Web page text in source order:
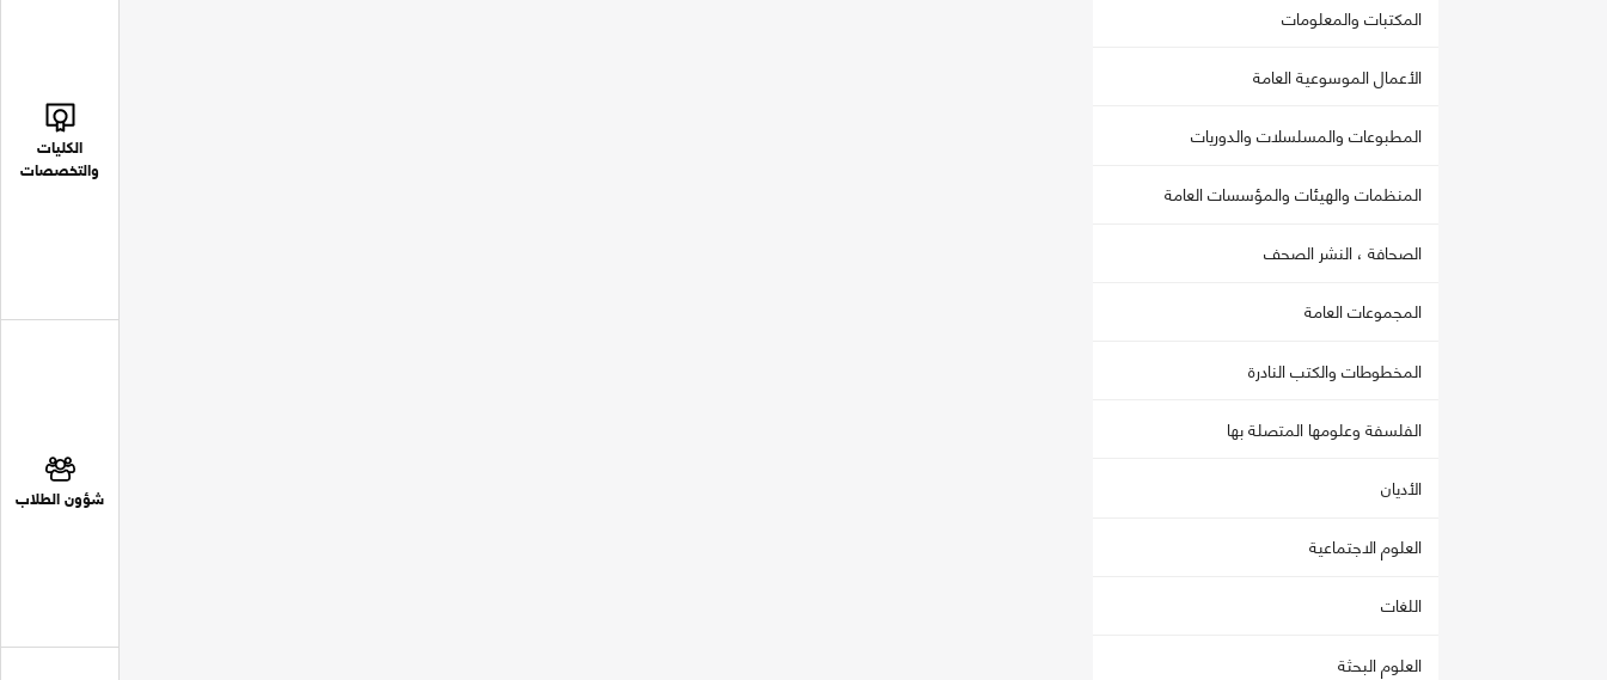
الكليات
والتخصصات
شؤون الطلاب
المكتبات والمعلومات
الأعمال الموسوعية العامة
المطبوعات والمسلسلات والدوريات
المنظمات والهيئات والمؤسسات العامة
الصحافة ، النشر الصحف
المجموعات العامة
المخطوطات والكتب النادرة
الفلسفة وعلومها المتصلة بها
الأديان
العلوم الاجتماعية
اللغات
العلوم البحثة